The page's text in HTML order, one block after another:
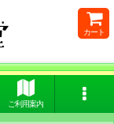
カート
ご利用案内